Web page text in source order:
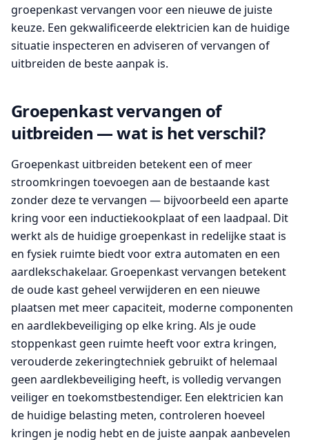
groepenkast vervangen voor een nieuwe de juiste
keuze. Een gekwalificeerde elektricien kan de huidige
situatie inspecteren en adviseren of vervangen of
uitbreiden de beste aanpak is.
Groepenkast vervangen of
uitbreiden — wat is het verschil?
Groepenkast uitbreiden betekent een of meer
stroomkringen toevoegen aan de bestaande kast
zonder deze te vervangen — bijvoorbeeld een aparte
kring voor een inductiekookplaat of een laadpaal. Dit
werkt als de huidige groepenkast in redelijke staat is
en fysiek ruimte biedt voor extra automaten en een
aardlekschakelaar. Groepenkast vervangen betekent
de oude kast geheel verwijderen en een nieuwe
plaatsen met meer capaciteit, moderne componenten
en aardlekbeveiliging op elke kring. Als je oude
stoppenkast geen ruimte heeft voor extra kringen,
verouderde zekeringtechniek gebruikt of helemaal
geen aardlekbeveiliging heeft, is volledig vervangen
veiliger en toekomstbestendiger. Een elektricien kan
de huidige belasting meten, controleren hoeveel
kringen je nodig hebt en de juiste aanpak aanbevelen